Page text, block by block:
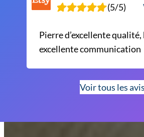
(5/5)
Pierre d’excellente
excellente communication
Voir tous les avis